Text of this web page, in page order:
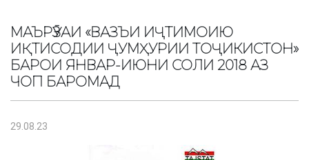
МАЪРӮЗАИ «ВАЗЪИ ИҶТИМОИЮ
ИҚТИСОДИИ ҶУМҲУРИИ ТОҶИКИСТОН»
БАРОИ ЯНВАР-ИЮНИ СОЛИ 2018 АЗ
ЧОП БАРОМАД
29.08.23